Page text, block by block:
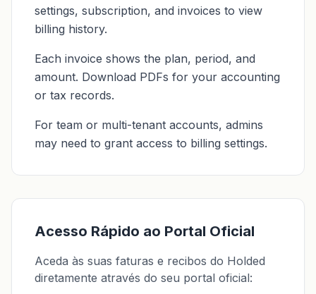
settings, subscription, and invoices to view
billing history.
Each invoice shows the plan, period, and
amount. Download PDFs for your accounting
or tax records.
For team or multi-tenant accounts, admins
may need to grant access to billing settings.
Acesso Rápido ao Portal Oficial
Aceda às suas faturas e recibos do Holded
diretamente através do seu portal oficial: